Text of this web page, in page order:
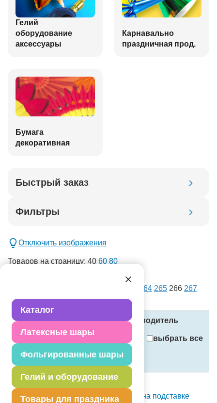
Каталог
Латексные шары
Фольгированные шары
Гелий и оборудование
Товары для праздника
Гелий
оборудование
аксессуары
Карнавально
праздничная прод.
Бумага
декоративная
Быстрый заказ
Фильтры
новинка
спецпредложение
Применить
Сбросить фильтры
Отключить изображения
Товаров на страницу: 40 60 80
264 265 266 267
268...360
Название Код Производитель
выбрать все
Стоимость
(в рублях, с учётом НДС)
С Т О К
К ЦИФРА 1 50" Silver на подставке